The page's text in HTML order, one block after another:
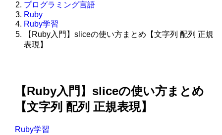
プログラミング言語
Ruby
Ruby学習
【Ruby入門】sliceの使い方まとめ【文字列 配列 正規
表現】
【Ruby入門】sliceの使い方まとめ
【文字列 配列 正規表現】
Ruby学習